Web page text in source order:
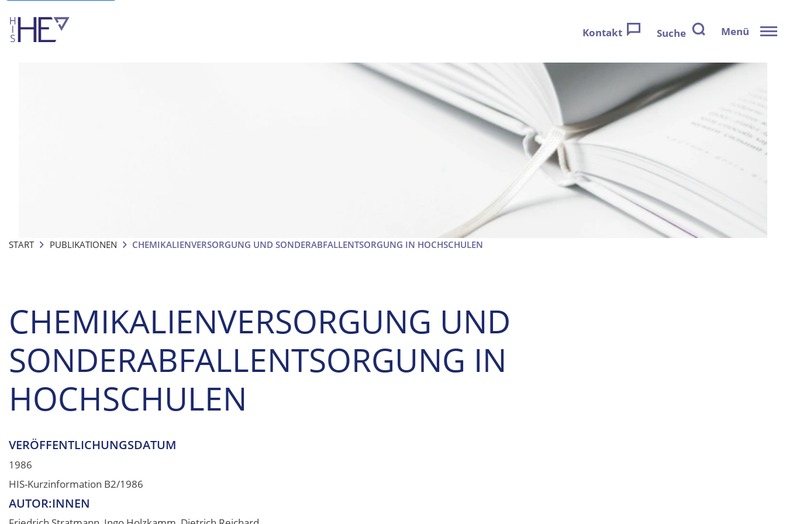
Kontakt Suche Menü
START PUBLIKATIONEN CHEMIKALIENVERSORGUNG UND SONDERABFALLENTSORGUNG IN HOCHSCHULEN
CHEMIKALIENVERSORGUNG UND
SONDERABFALLENTSORGUNG IN
HOCHSCHULEN
VERÖFFENTLICHUNGSDATUM
1986
HIS-Kurzinformation B2/1986
AUTOR:INNEN